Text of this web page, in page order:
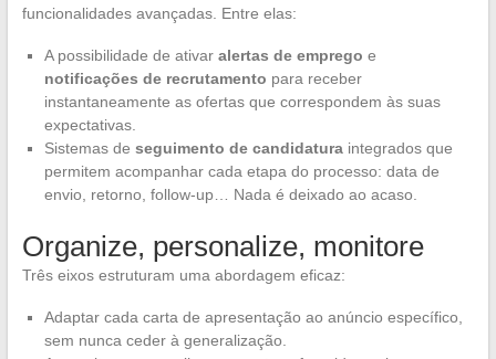
funcionalidades avançadas. Entre elas:
A possibilidade de ativar alertas de emprego e
notificações de recrutamento para receber
instantaneamente as ofertas que correspondem às suas
expectativas.
Sistemas de seguimento de candidaturaintegrados que
permitem acompanhar cada etapa do processo: data de
envio, retorno, follow-up… Nada é deixado ao acaso.
Organize, personalize, monitore
Três eixos estruturam uma abordagem eficaz:
Adaptar cada carta de apresentação ao anúncio específico,
sem nunca ceder à generalização.